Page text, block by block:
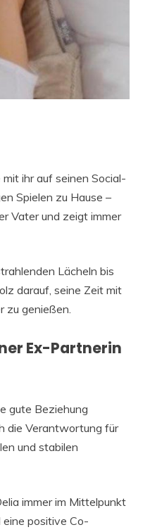
ihr auf seinen Social-
Spielen zu Hause –
Vater und zeigt immer
Lächeln bis
darauf, seine Zeit mit
zu genießen.
Ex-Partnerin
gute Beziehung
die Verantwortung für
und stabilen
immer im Mittelpunkt
eine positive Co-